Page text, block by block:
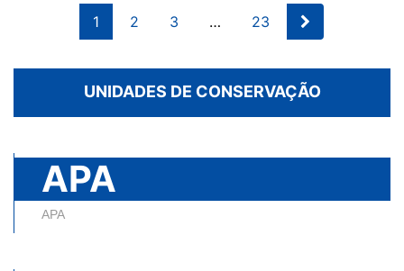
1 2 3 … 23
UNIDADES DE CONSERVAÇÃO
APA
APA